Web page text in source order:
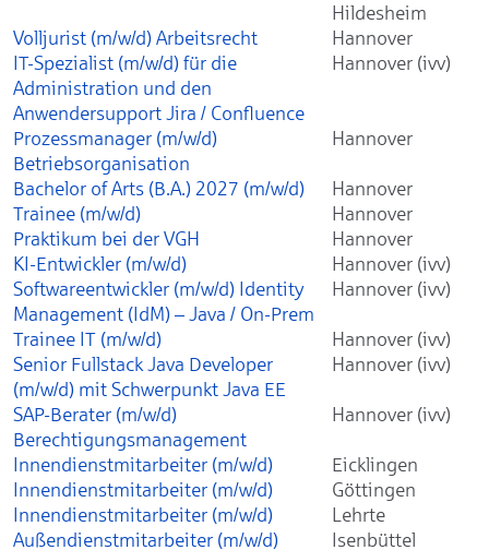
Hildesheim
Volljurist (m/w/d) Arbeitsrecht
Hannover
IT-Spezialist (m/w/d) für die
Administration und den
Anwendersupport Jira / Confluence
Hannover (ivv)
Prozessmanager (m/w/d)
Betriebsorganisation
Hannover
Bachelor of Arts (B.A.) 2027 (m/w/d)
Hannover
Trainee (m/w/d)
Hannover
Praktikum bei der VGH
Hannover
KI-Entwickler (m/w/d)
Hannover (ivv)
Softwareentwickler (m/w/d) Identity
Management (IdM) – Java / On-Prem
Hannover (ivv)
Trainee IT (m/w/d)
Hannover (ivv)
Senior Fullstack Java Developer
(m/w/d) mit Schwerpunkt Java EE
Hannover (ivv)
SAP-Berater (m/w/d)
Berechtigungsmanagement
Hannover (ivv)
Innendienstmitarbeiter (m/w/d)
Eicklingen
Innendienstmitarbeiter (m/w/d)
Göttingen
Innendienstmitarbeiter (m/w/d)
Lehrte
Außendienstmitarbeiter (m/w/d)
Isenbüttel